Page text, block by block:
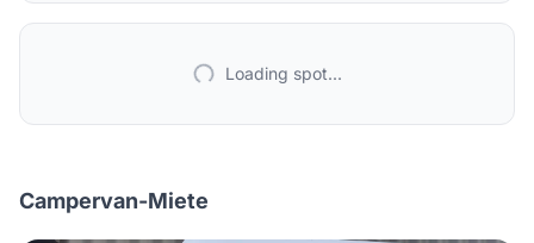
Loading spot...
Campervan-Miete